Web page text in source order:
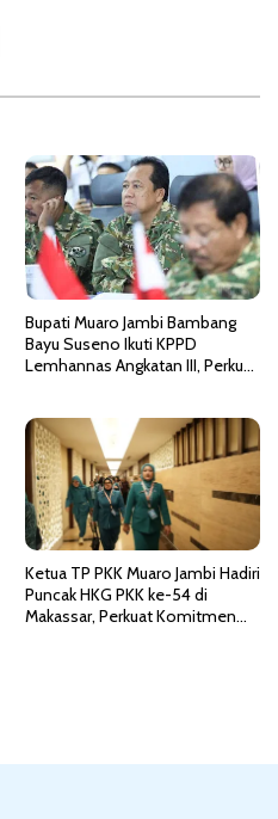
Bupati Muaro Jambi Bambang
Bayu Suseno Ikuti KPPD
Lemhannas Angkatan III, Perkuat
Ketua TP PKK Muaro Jambi Hadiri
Puncak HKG PKK ke-54 di
Makassar, Perkuat Komitmen